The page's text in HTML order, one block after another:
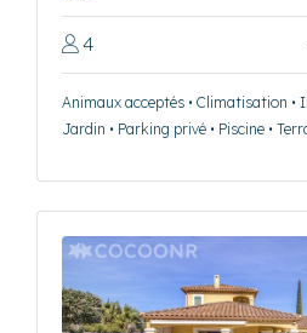
4
Animaux acceptés • Climatisation •
Jardin • Parking privé • Piscine •